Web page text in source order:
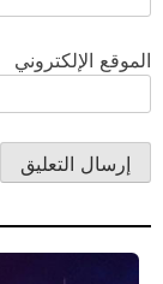
الموقع الإلكتروني